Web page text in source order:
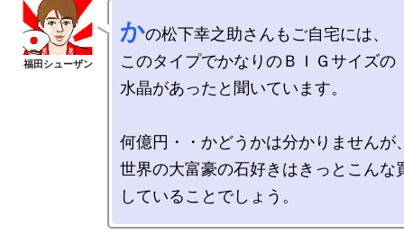
かの松下幸之助さんもご自宅には、
このタイプでかなりのＢＩＧサイズの
水晶があったと聞いています。
何億円・・かどうかは分かりませんが
世界の大富豪の石好きはきっとこんな